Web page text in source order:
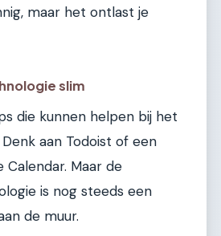
maar het ontlast je
slim
die kunnen helpen bij het
aan Todoist of een
Calendar. Maar de
is nog steeds een
de muur.